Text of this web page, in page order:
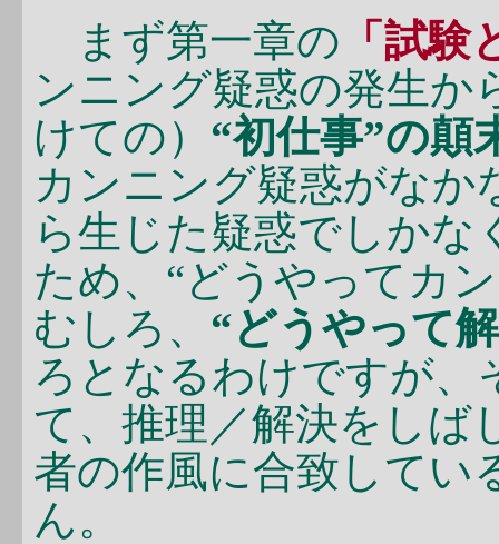
まず第一章の 「試験
ンニング疑惑の発生か
けての） “初仕事”の顛
カンニング疑惑がなか
ら生じた疑惑でしかな
ため、“どうやってカ
むしろ、 “どうやって
ろとなるわけですが、
て、推理／解決をしば
者の作風に合致してい
ん。